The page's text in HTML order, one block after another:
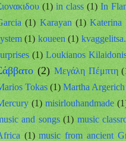
(1) in class (1) In
(1) Karayan (1) Katerina
(1) koueen (1)
(1) Loukianos
(2) Mεγάλη Πέμπτη
Tokas (1) Martha Argerich
(1) misirlouhandmade
and songs (1) music
(1) music from ancient